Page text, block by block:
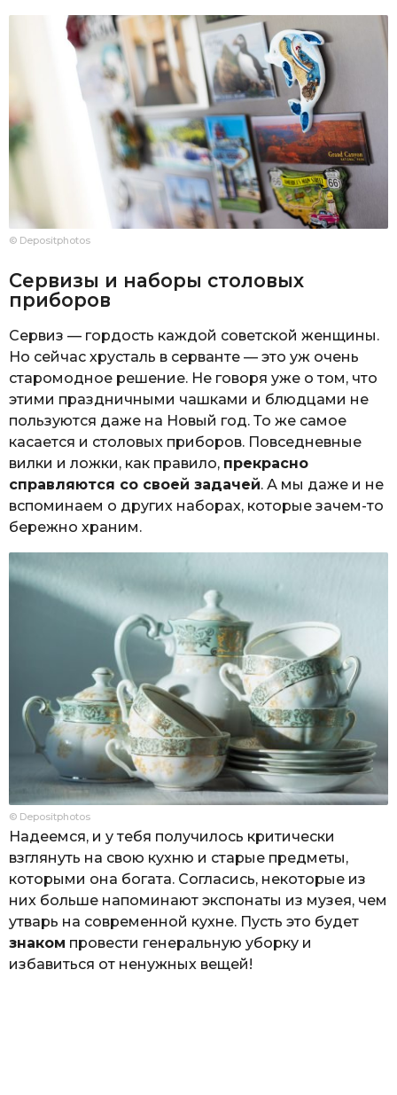
© Depositphotos
Сервизы и наборы столовых
приборов
Сервиз — гордость каждой советской женщины.
Но сейчас хрусталь в серванте — это уж очень
старомодное решение. Не говоря уже о том, что
этими праздничными чашками и блюдцами не
пользуются даже на Новый год. То же самое
касается и столовых приборов. Повседневные
вилки и ложки, как правило, прекрасно
справляются со своей задачей. А мы даже и не
вспоминаем о других наборах, которые зачем-то
бережно храним.
© Depositphotos
Надеемся, и у тебя получилось критически
взглянуть на свою кухню и старые предметы,
которыми она богата. Согласись, некоторые из
них больше напоминают экспонаты из музея, чем
утварь на современной кухне. Пусть это будет
знаком провести генеральную уборку и
избавиться от ненужных вещей!